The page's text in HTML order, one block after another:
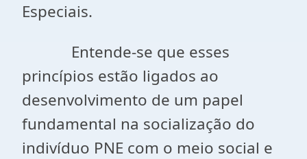
Especiais.
Entende-se que esses
princípios estão ligados ao
desenvolvimento de um papel
fundamental na socialização do
indivíduo PNE com o meio social e